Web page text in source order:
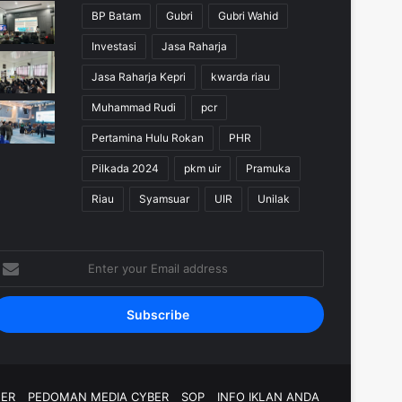
BP Batam Gubri Gubri Wahid
Investasi Jasa Raharja
Jasa Raharja Kepri kwarda riau
Muhammad Rudi pcr
Pertamina Hulu Rokan PHR
Pilkada 2024 pkm uir Pramuka
Riau Syamsuar UIR Unilak
PEDOMAN MEDIA CYBER SOP INFO IKLAN ANDA